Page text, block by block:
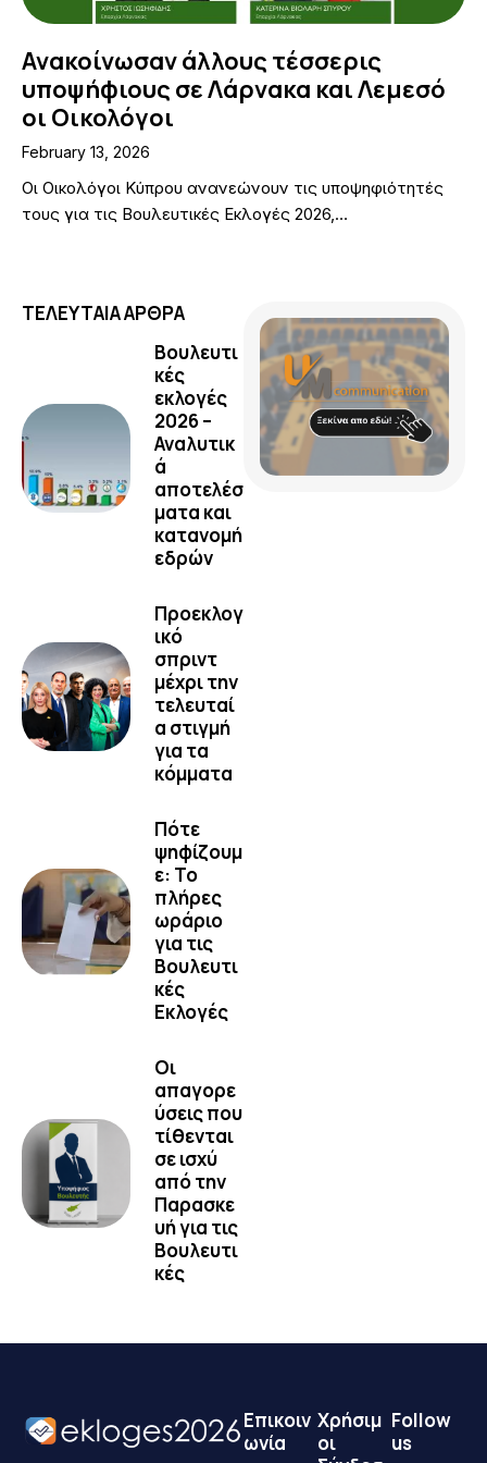
Ανακοίνωσαν άλλους τέσσερις
υποψήφιους σε Λάρνακα και Λεμεσό
οι Οικολόγοι
February 13, 2026
Οι Οικολόγοι Κύπρου ανανεώνουν τις υποψηφιότητές
τους για τις Βουλευτικές Εκλογές 2026,…
ΤΕΛΕΥΤΑΙΑ ΑΡΘΡΑ
Βουλευτι
κές
εκλογές
2026 –
Αναλυτικ
ά
αποτελέσ
ματα και
κατανομή
εδρών
Προεκλογ
ικό
σπριντ
μέχρι την
τελευταί
α στιγμή
για τα
κόμματα
Πότε
ψηφίζουμ
ε: Το
πλήρες
ωράριο
για τις
Βουλευτι
κές
Εκλογές
Οι
απαγορε
ύσεις που
τίθενται
σε ισχύ
από την
Παρασκε
υή για τις
Βουλευτι
κές
Επικοιν
ωνία
Χρήσιμ
οι
Follow
us